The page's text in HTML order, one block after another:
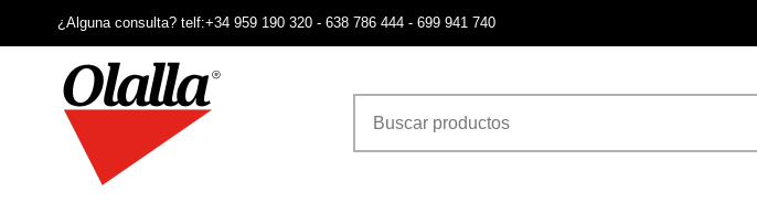
¿Alguna consulta? telf:+34 959 190 320 - 638 786 444 - 699 941 740
Terminal de consulta